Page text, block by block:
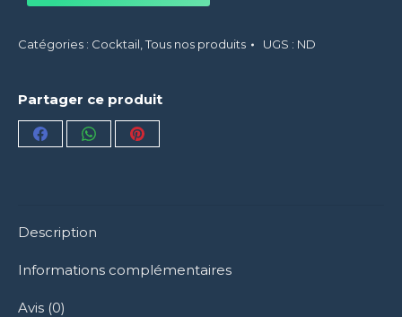
Catégories : Cocktail ,Tous nos produits UGS : ND
Partager ce produit
PartagerPartagerPartager
Description
Informations complémentaires
Avis (0)